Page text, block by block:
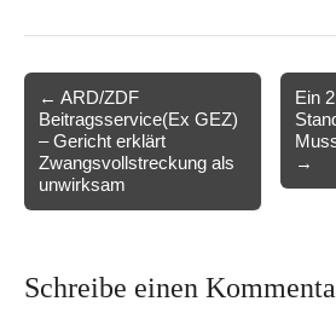
navigation
← ARD/ZDF
Beitragsservice(Ex GEZ)
– Gericht erklärt
Zwangsvollstreckung als
unwirksam
Ein
→
Schreibe einen